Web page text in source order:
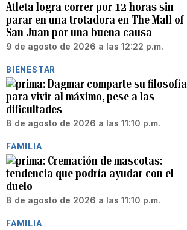
Atleta logra correr por 12 horas sin
parar en una trotadora en The Mall of
San Juan por una buena causa
9 de agosto de 2026 a las 12:22 p.m.
BIENESTAR
Dagmar comparte su filosofía
para vivir al máximo, pese a las
dificultades
8 de agosto de 2026 a las 11:10 p.m.
FAMILIA
Cremación de mascotas:
tendencia que podría ayudar con el
duelo
8 de agosto de 2026 a las 11:10 p.m.
FAMILIA